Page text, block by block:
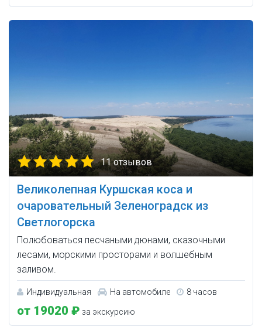
11 отзывов
Великолепная Куршская коса и
очаровательный Зеленоградск из
Светлогорска
Полюбоваться песчаными дюнами, сказочными
лесами, морскими просторами и волшебным
заливом.
Индивидуальная На автомобиле 8 часов
от 19020 ₽ за экскурсию